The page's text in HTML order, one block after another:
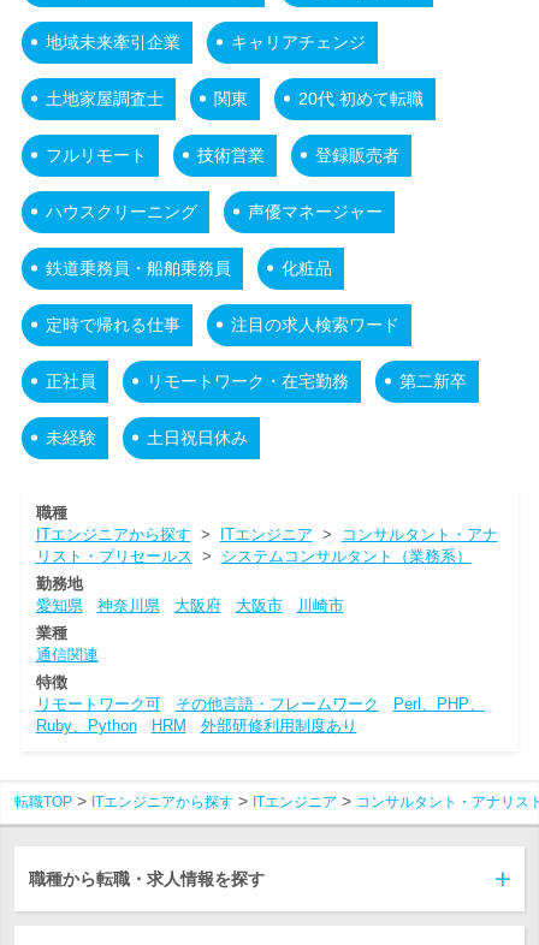
地域未来牽引企業 キャリアチェンジ
土地家屋調査士 関東 20代 初めて転職
フルリモート 技術営業 登録販売者
ハウスクリーニング 声優マネージャー
鉄道乗務員・船舶乗務員 化粧品
定時で帰れる仕事 注目の求人検索ワード
正社員 リモートワーク・在宅勤務 第二新卒
未経験 土日祝日休み
職種
ITエンジニアから探す > ITエンジニア >
コンサルタント・アナ
リスト・プリセールス > システムコンサルタント（業務系）
勤務地
愛知県
神奈川県 大阪府 大阪市
川崎市
業種
通信関連
特徴
リモートワーク可
その他言語・フレームワーク
Perl、PHP、
Ruby、Python
HRM 外部研修利用制度あり
転職TOP ITエンジニアから探す ITエンジニア コンサルタント・アナリス
職種から転職・求人情報を探す